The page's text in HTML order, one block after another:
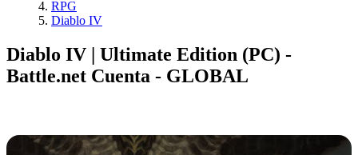
RPG
Diablo IV
Diablo IV | Ultimate Edition (PC) -
Battle.net Cuenta - GLOBAL